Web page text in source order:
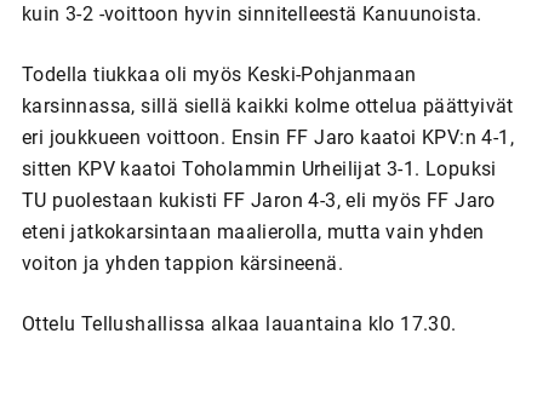
kuin 3-2 -voittoon hyvin sinnitelleestä Kanuunoista.
Todella tiukkaa oli myös Keski-Pohjanmaan
karsinnassa, sillä siellä kaikki kolme ottelua päättyivät
eri joukkueen voittoon. Ensin FF Jaro kaatoi KPV:n 4-1,
sitten KPV kaatoi Toholammin Urheilijat 3-1. Lopuksi
TU puolestaan kukisti FF Jaron 4-3, eli myös FF Jaro
eteni jatkokarsintaan maalierolla, mutta vain yhden
voiton ja yhden tappion kärsineenä.
Ottelu Tellushallissa alkaa lauantaina klo 17.30.